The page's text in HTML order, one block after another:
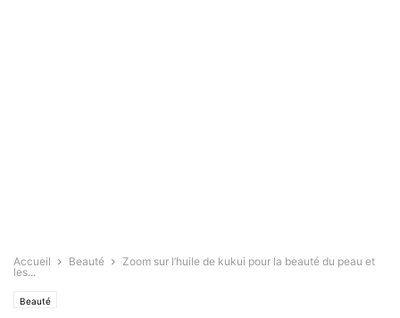
Accueil Beauté
Zoom sur l’huile de kukui pour la beauté du peau et
les...
Beauté